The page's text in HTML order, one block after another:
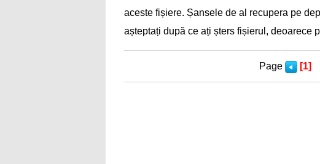
aceste fișiere. Șansele de al recupera pe
așteptați după ce ați șters fișierul, deoarece
Page [1]